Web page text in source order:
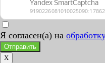
Я согласен(а) на
Отправить
X